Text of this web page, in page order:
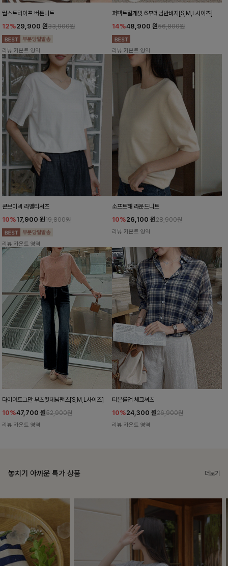
월스트라이프 버튼니트
12%29,900 원33,900원
리뷰 카운트 영역
퍼펙트절개핏 6부데님반바지[S,M,L사이즈]
14%48,900 원56,800원
리뷰 카운트 영역
콘브이넥 라벨티셔츠
10%17,900 원19,800원
리뷰 카운트 영역
소프트해 라운드니트
10%26,100 원28,900원
리뷰 카운트 영역
다이어트그만 부츠컷데님팬츠[S,M,L사이즈]
10%47,700 원52,900원
리뷰 카운트 영역
티븐롤업 체크셔츠
10%24,300 원26,900원
리뷰 카운트 영역
놓치기 아까운 특가 상품 더보기